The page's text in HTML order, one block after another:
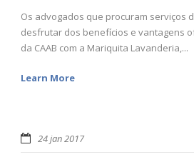
Os advogados que procuram serviços
desfrutar dos benefícios e vantagens
da CAAB com a Mariquita Lavanderia,...
Learn More
24 jan 2017